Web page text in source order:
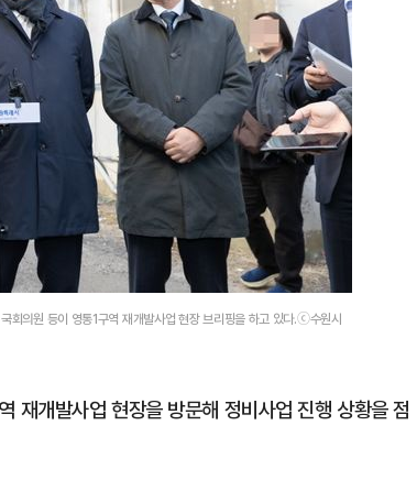
회의원 등이 영통1구역 재개발사업 현장 브리핑을 하고 있다.ⓒ수원시
재개발사업 현장을 방문해 정비사업 진행 상황을 점
4
호르무즈 뒤흔드는 이란 강경
도 또 뒤집힌다”
5
[주간코인] 지금은 살 때 아
인 왜 못 오르나